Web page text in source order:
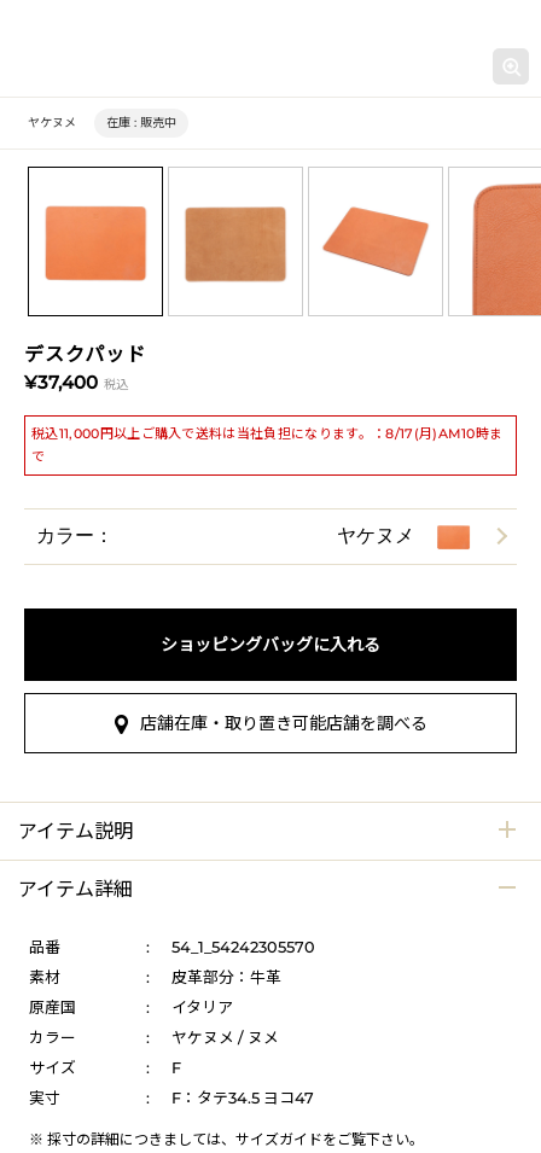
デスクパッド
¥37,400 税込
税込11,000円以上ご購入で送料は当社負担になります。：8/17(月)AM10時ま
で
ヤケヌメ 在庫 : 販売中
カラー： ヤケヌメ
ショッピングバッグに入れる
店舗在庫・取り置き可能店舗を調べる
アイテム説明
アイテム詳細
品番 :
54_1_54242305570
素材
:
皮革部分：牛革
原産国
:
イタリア
カラー
:
ヤケヌメ / ヌメ
サイズ
:
F
実寸
: F：タテ34.5 ヨコ47
※ 採寸の詳細につきましては、 サイズガイドをご覧下さい。